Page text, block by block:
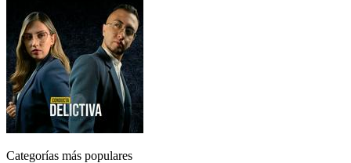
Categorías más populares